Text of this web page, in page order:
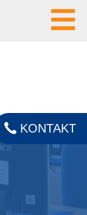
KONTAKT